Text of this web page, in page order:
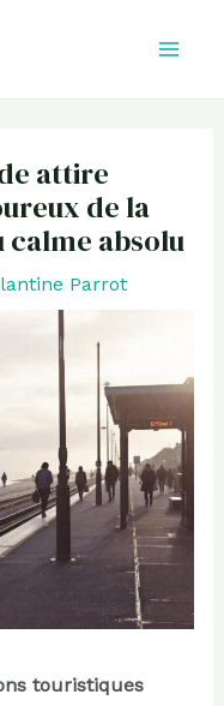
attire
de la
calme absolu
Parrot
touristiques